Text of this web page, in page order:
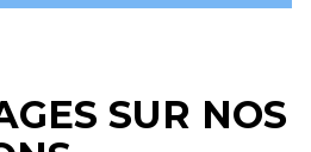
SUR NOS